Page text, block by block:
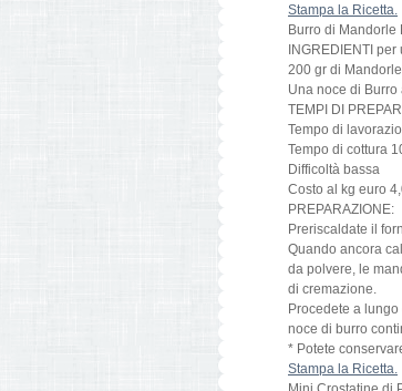
Stampa la Ricetta.
Burro di Mandorle
INGREDIENTI
200 gr di Mandorle
Una noce di
TEMPI DI
Tempo di
Tempo di cottura
Difficoltà bassa
Costo al kg euro
PREPARAZIONE:
Preriscaldate il
Quando ancora
da polvere, le
di cremazione.
Procedete a
noce di burro
* Potete
Stampa la Ricetta.